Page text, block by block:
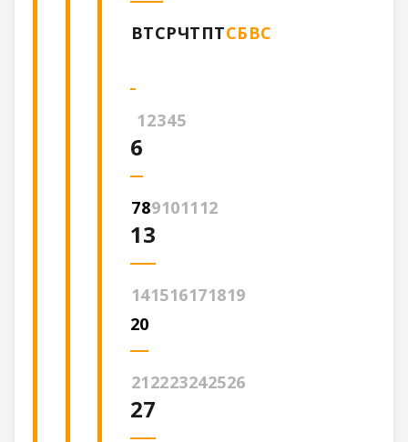
ВТСРЧТПТСБВС
12345
6
789101112
13
141516171819
20
212223242526
27